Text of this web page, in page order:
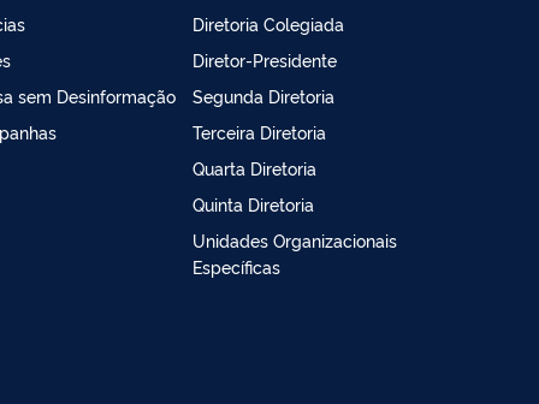
sem Desinformação
Diretoria Colegiada
Diretor-Presidente
Segunda Diretoria
Terceira Diretoria
Quarta Diretoria
Quinta Diretoria
Unidades Organizacionais
Específicas